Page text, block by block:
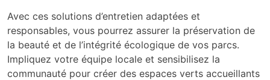
Avec ces solutions d’entretien adaptées et
responsables, vous pourrez assurer la préservation de
la beauté et de l’intégrité écologique de vos parcs.
Impliquez votre équipe locale et sensibilisez la
communauté pour créer des espaces verts accueillants